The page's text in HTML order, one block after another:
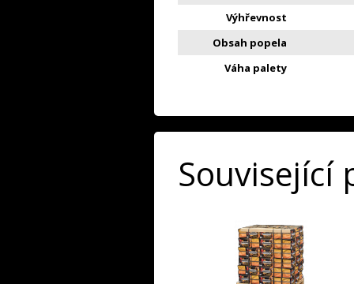
Výhřevnost
Obsah popela
Váha palety
Související